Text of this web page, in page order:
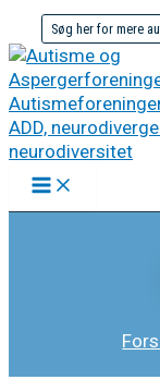
til
indholdet
Søg
efter: